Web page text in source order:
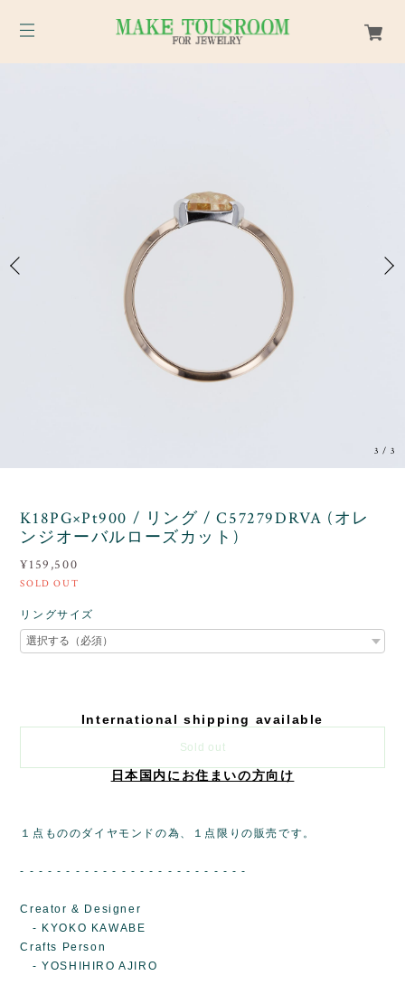
3 /3
K18PG×Pt900 / リング / C57279DRVA (オレ
ンジオーバルローズカット)
¥159,500
SOLD OUT
リングサイズ
International shipping available
Sold out
日本国内にお住まいの方向け
１点もののダイヤモンドの為、１点限りの販売です。
- - - - - - - - - - - - - - - - - - - - - - - - -
Creator & Designer
- KYOKO KAWABE
Crafts Person
- YOSHIHIRO AJIRO